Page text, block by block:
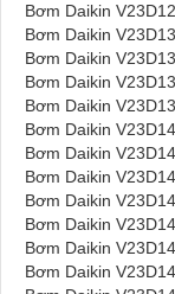
Bơm Daikin
Bơm Daikin
Bơm Daikin
Bơm Daikin
Bơm Daikin
Bơm Daikin
Bơm Daikin
Bơm Daikin
Bơm Daikin
Bơm Daikin
Bơm Daikin
Bơm Daikin